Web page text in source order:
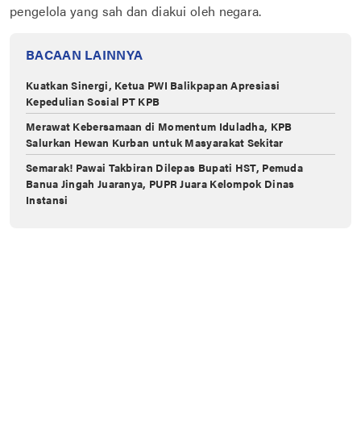
pengelola yang sah dan diakui oleh negara.
BACAAN LAINNYA
Kuatkan Sinergi, Ketua PWI Balikpapan Apresiasi
Kepedulian Sosial PT KPB
Merawat Kebersamaan di Momentum Iduladha, KPB
Salurkan Hewan Kurban untuk Masyarakat Sekitar
Semarak! Pawai Takbiran Dilepas Bupati HST, Pemuda
Banua Jingah Juaranya, PUPR Juara Kelompok Dinas
Instansi